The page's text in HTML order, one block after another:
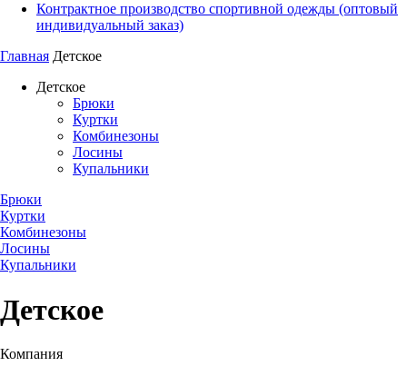
Контрактное производство спортивной одежды (оптовый
индивидуальный заказ)
Главная Детское
Детское
Брюки
Куртки
Комбинезоны
Лосины
Купальники
Брюки
Куртки
Комбинезоны
Лосины
Купальники
Детское
Компания